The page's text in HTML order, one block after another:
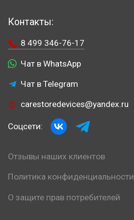
Контакты:
8 499 346-76-17
Чат в WhatsApp
Чат в Telegram
carestoredevices@yandex.ru
Соцсети:
Отзывы наших клиентов
Политика конфиденциальности
О защите прав потребителей